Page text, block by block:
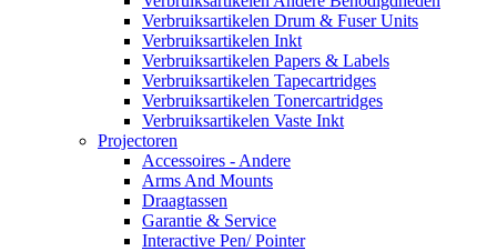
Verbruiksartikelen Drum & Fuser Units
Verbruiksartikelen Inkt
Verbruiksartikelen Papers & Labels
Verbruiksartikelen Tapecartridges
Verbruiksartikelen Tonercartridges
Verbruiksartikelen Vaste Inkt
Projectoren
Accessoires - Andere
Arms And Mounts
Draagtassen
Garantie & Service
Interactive Pen/ Pointer